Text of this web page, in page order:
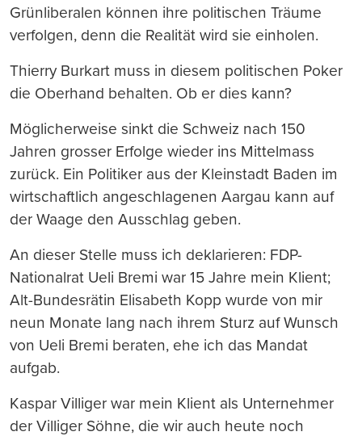
Grünliberalen können ihre politischen Träume
verfolgen, denn die Realität wird sie einholen.
Thierry Burkart muss in diesem politischen Poker
die Oberhand behalten. Ob er dies kann?
Möglicherweise sinkt die Schweiz nach 150
Jahren grosser Erfolge wieder ins Mittelmass
zurück. Ein Politiker aus der Kleinstadt Baden im
wirtschaftlich angeschlagenen Aargau kann auf
der Waage den Ausschlag geben.
An dieser Stelle muss ich deklarieren: FDP-
Nationalrat Ueli Bremi war 15 Jahre mein Klient;
Alt-Bundesrätin Elisabeth Kopp wurde von mir
neun Monate lang nach ihrem Sturz auf Wunsch
von Ueli Bremi beraten, ehe ich das Mandat
aufgab.
Kaspar Villiger war mein Klient als Unternehmer
der Villiger Söhne, die wir auch heute noch